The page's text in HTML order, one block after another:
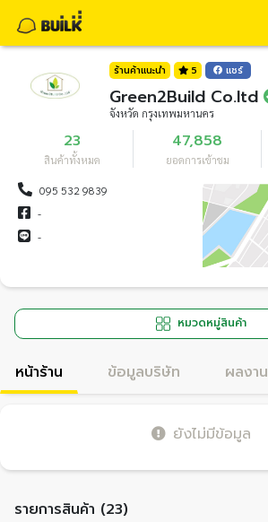
ร้านค้าแนะนำ 5 แชร์
Green2Build Co.ltd
จังหวัด กรุงเทพมหานคร
23
สินค้าทั้งหมด
47,858
ยอดการเข้าชม
095 532 9839
-
-
หมวดหมู่สินค้า
หน้าร้าน ข้อมูลบริษัท ผลงาน
ยังไม่มีข้อมูล
รายการสินค้า (23)